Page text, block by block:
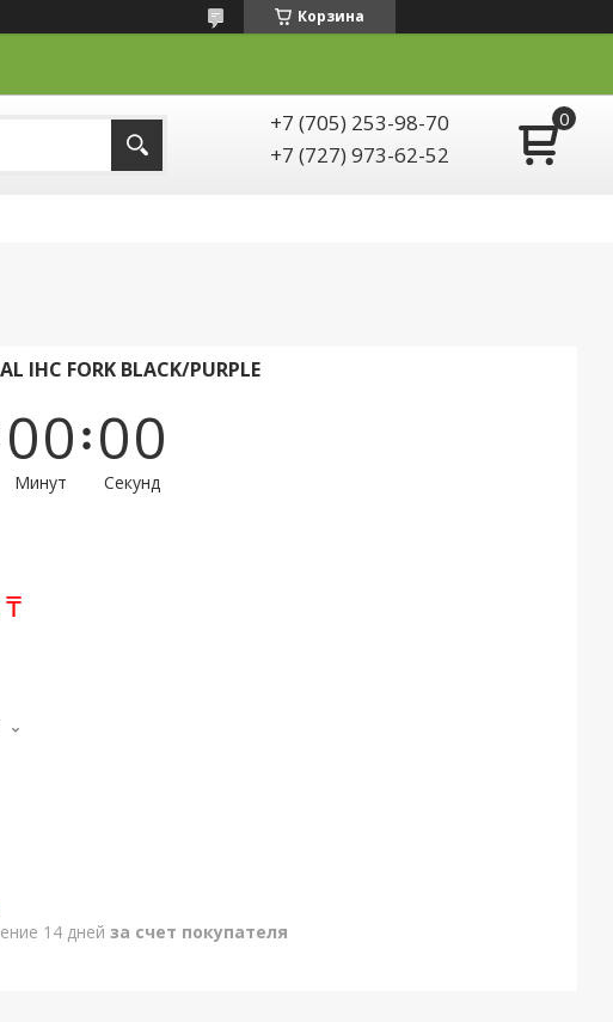
Корзина
+7 (705) 253-98-70
+7 (727) 973-62-52
IHC FORK BLACK/PURPLE
00
Минут
00
Секунд
14 дней за счет покупателя